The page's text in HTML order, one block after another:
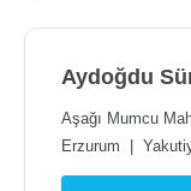
Aydoğdu
Aşağı Mumcu
Erzurum